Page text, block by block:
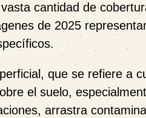
cantidad de
de 2025
, que se refiere a
el suelo,
arrastra